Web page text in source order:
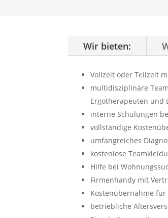
Wir bieten:
Vollzeit oder Teilzeit
multidisziplinäre
Ergotherapeuten und
interne Schulungen
vollständige
umfangreiches
kostenlose
Hilfe bei
Firmenhandy mit
Kostenübernahme
betriebliche